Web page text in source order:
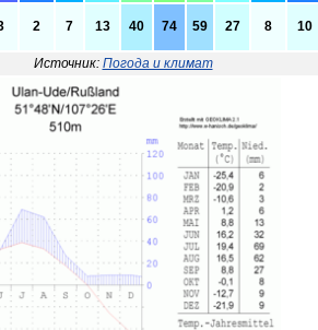
2 7 13 40 74 59 27 8 10
Источник: Погода и климат